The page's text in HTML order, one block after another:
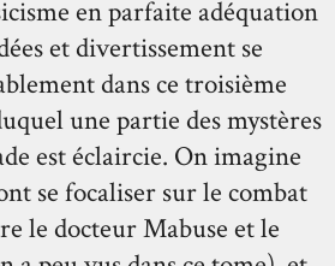
en parfaite adéquation
et divertissement se
dans ce troisième
une partie des mystères
est éclaircie. On imagine
se focaliser sur le combat
le docteur Mabuse et le